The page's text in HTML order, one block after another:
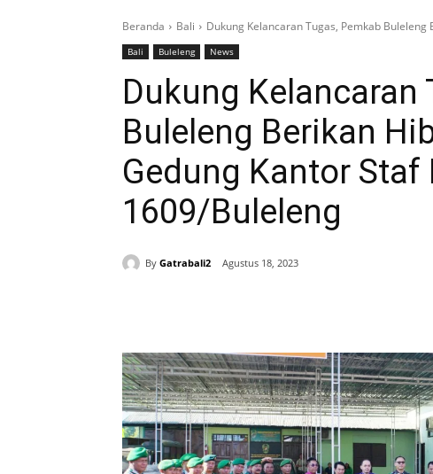
Beranda Bali Dukung Kelancaran Tugas, Pemkab
Bali Buleleng News
Dukung Kelancaran
Buleleng Berikan
Gedung Kantor Staf
1609/Buleleng
By Gatrabali2 Agustus 18, 2023